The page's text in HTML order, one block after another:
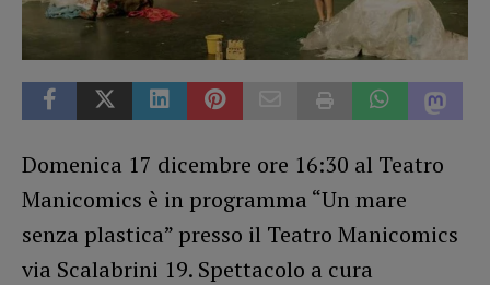
Domenica 17 dicembre ore 16:30 al Teatro
Manicomics è in programma “Un mare
senza plastica” presso il Teatro Manicomics
via Scalabrini 19. Spettacolo a cura